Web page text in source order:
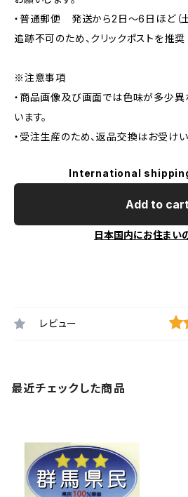
・普通郵便 発送から2日〜6日ほど（土
追跡不可のため、クリックポストを推奨
※注意事項
・商品画像及び画面では色味が多少異
います。
・受注生産のため、返品交換はお受けい
International
Add to
日本国内にお住まい
レビュー
最近チェックした商品